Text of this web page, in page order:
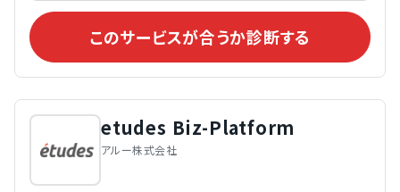
このサービスが合うか診断する
etudes Biz-Platform
アルー株式会社